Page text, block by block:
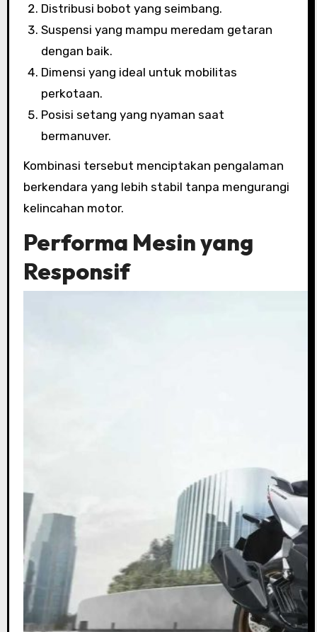
Distribusi bobot yang seimbang.
Suspensi yang mampu meredam getaran
dengan baik.
Dimensi yang ideal untuk mobilitas
perkotaan.
Posisi setang yang nyaman saat
bermanuver.
Kombinasi tersebut menciptakan pengalaman
berkendara yang lebih stabil tanpa mengurangi
kelincahan motor.
Performa Mesin yang
Responsif